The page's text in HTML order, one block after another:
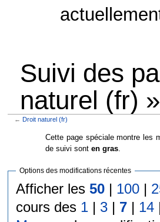
Suivi des
naturel (fr) »
← Droit naturel (fr)
Cette page spéciale montre les
de suivi sont en gras.
Options des modifications récentes
Afficher les 50| 100|
cours des 1| 3| 7| 14